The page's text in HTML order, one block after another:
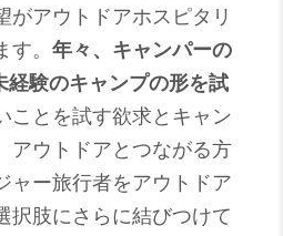
がアウトドアホスピタリ
。 年々、キャンパーの
経験のキャンプの形を試
ことを試す欲求とキャン
アウトドアとつながる方
ャー旅行者をアウトドア
択肢にさらに結びつけて